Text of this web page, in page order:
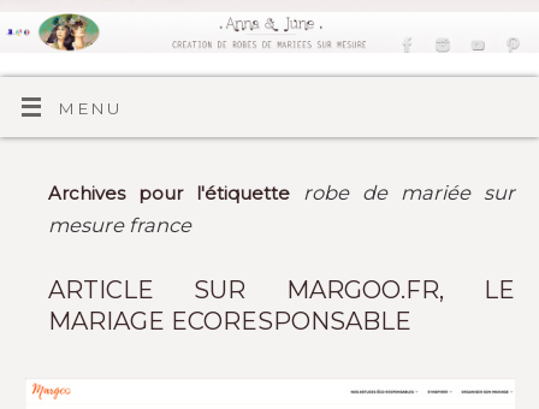
MENU
Archives pour l'étiquette robe de mariée sur
mesure france
ARTICLE SUR MARGOO.FR, LE
MARIAGE ECORESPONSABLE